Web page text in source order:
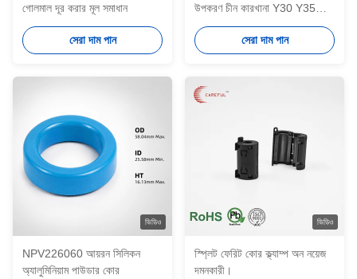
গোলমাল দূর করার মূল সমাধান
সেরা দাম পান
উপকরণ চীন কারখানা Y30 Y35
ফেরিট স্থায়ী ব্যাসার্ধীয় চৌম্বকীয় রিং
চৌম্বক
সেরা দাম পান
ভিডিও
NPV226060 আয়রন সিলিকন
অ্যালুমিনিয়াম পাউডার কোর
ভিডিও
স্প্লিট ফেরিট কোর ক্ল্যাম্প অন নয়েজ
দমনকারী।